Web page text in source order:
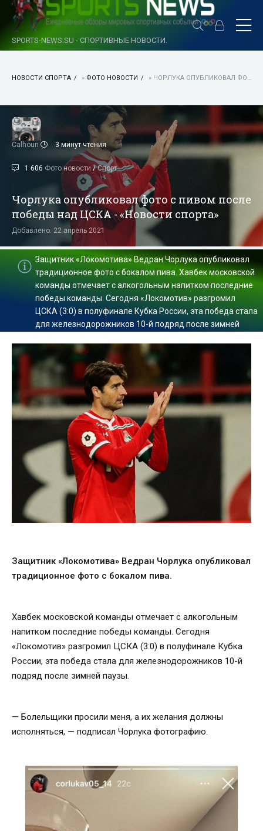
SPORTS-NEWS.SU - СПОРТИВНЫЕ НОВОСТИ.
НОВОСТИ СПОРТА » ФОТО НОВОСТИ » ЧОРЛУКА ОПУБЛИКОВАЛ ФОТО С ПИВОМ ПОСЛЕ ПОБЕДЫ НАД ЦСКА - «НОВОСТИ СПОРТА»
Calhoun 3 минут чтения
1 606 Фото новости /Спорт
Чорлука опубликовал фото с пивом после
победы над ЦСКА - «Новости спорта»
Добавлено: 22 апрель 2021
Защитник «Локомотива» Ведран Чорлука опубликовал
традиционное фото с бокалом пива. Хавбек московской
команды отмечает с алкогольным напитком последние
победы команды. Сегодня «Локомотив» разгромил
ЦСКА (3:0) в полуфинале Кубка России, эта победа стала
для железнодорожников 10-й подряд после зимней
Защитник «Локомотива» Ведран Чорлука опубликовал
традиционное фото с бокалом пива.
Хавбек московской команды отмечает с алкогольным
напитком последние победы команды. Сегодня
«Локомотив» разгромил ЦСКА (3:0) в полуфинале Кубка
России, эта победа стала для железнодорожников 10-й
подряд после зимней паузы.
— Болельщики просили меня, а их желания должны
исполняться, — подписал Чорлука фотографию.